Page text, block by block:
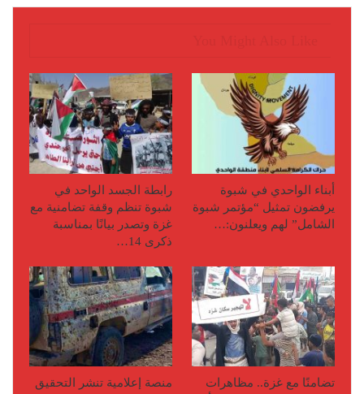
أبناء الواحدي في شبوة
يرفضون تمثيل “مؤتمر شبوة
الشامل” لهم ويعلنون:…
رابطة الجسد الواحد في
شبوة تنظم وقفة تضامنية مع
غزة وتصدر بيانًا بمناسبة
ذكرى 14…
تضامنًا مع غزة.. مظاهرات
منصة إعلامية تنشر التحقيق